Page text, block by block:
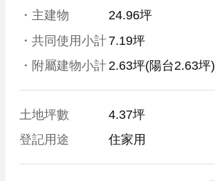
・主建物
24.96坪
・共同使用小計 7.19坪
・附屬建物小計 2.63坪(陽台2.63坪)
土地坪數
4.37坪
登記用途
住家用